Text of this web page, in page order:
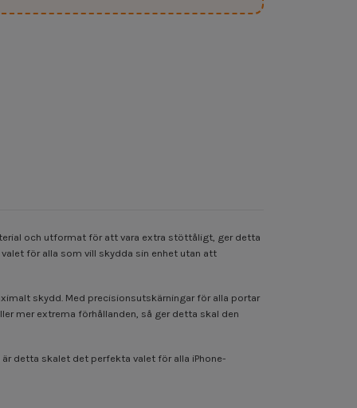
och utformat för att vara extra stöttåligt, ger detta
för alla som vill skydda sin enhet utan att
skydd. Med precisionsutskärningar för alla portar
mer extrema förhållanden, så ger detta skal den
detta skalet det perfekta valet för alla iPhone-